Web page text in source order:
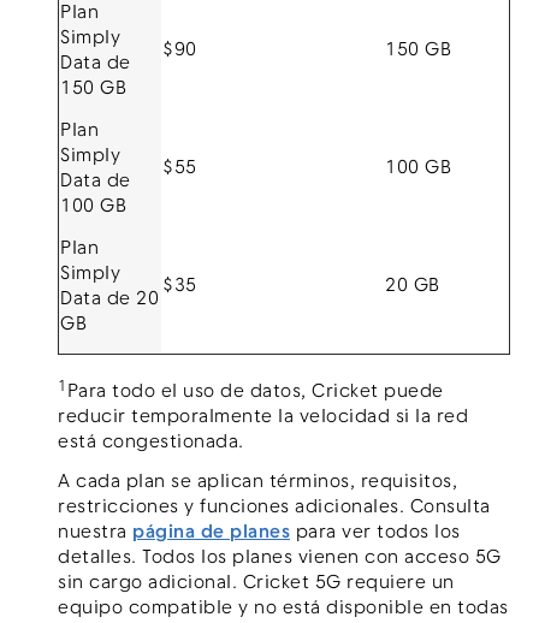
Plan
Simply
Data de
150 GB
$90 150 GB
Plan
Simply
Data de
100 GB
$55 100 GB
Plan
Simply
Data de 20
GB
$35 20 GB
1 Para todo el uso de datos, Cricket puede
reducir temporalmente la velocidad si la red
está congestionada.
A cada plan se aplican términos, requisitos,
restricciones y funciones adicionales. Consulta
nuestra página de planes para ver todos los
detalles. Todos los planes vienen con acceso 5G
sin cargo adicional. Cricket 5G requiere un
equipo compatible y no está disponible en todas